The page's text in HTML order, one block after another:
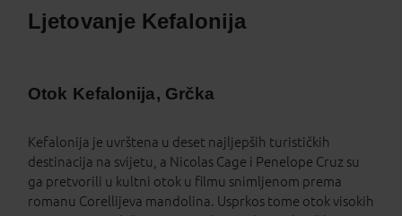
Ljetovanje Kefalonija
Otok Kefalonija, Grčka
Kefalonija je uvrštena u deset najljepših turističkih
destinacija na svijetu, a Nicolas Cage i Penelope Cruz su
ga pretvorili u kultni otok u filmu snimljenom prema
romanu Corellijeva mandolina. Usprkos tome otok visokih